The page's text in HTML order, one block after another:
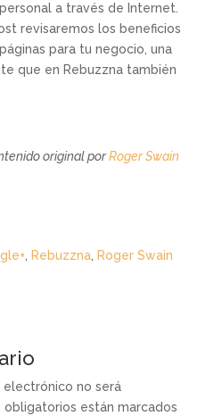
a través de Internet.
revisaremos los beneficios
para tu negocio, una
que en Rebuzzna también
original porRoger Swain
, Rebuzzna, Roger Swain
no será
obligatorios están marcados